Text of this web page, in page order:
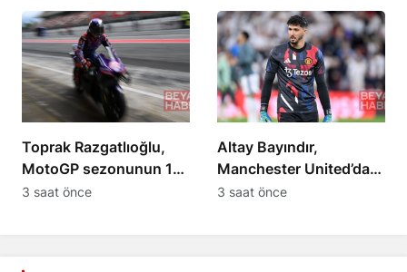
programını açıkladı
kazandırdı
Toprak Razgatlıoğlu,
MotoGP sezonunun 12.
yarışı için İngiltere’de
3 saat önce
Altay Bayındır,
Manchester United’dan
Celta Vigo’ya kiralandı
3 saat önce